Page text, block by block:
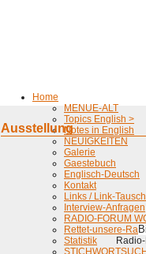
Home
MENUE-ALT
Topics English >
Notes in English
NEUIGKEITEN
Galerie
Gaestebuch
Englisch-Deutsch
Kontakt
Links / Link-Tausch
Interview-Anfragen
RADIO-FORUM
Rettet-unsere-
Statistik
Ausstellung